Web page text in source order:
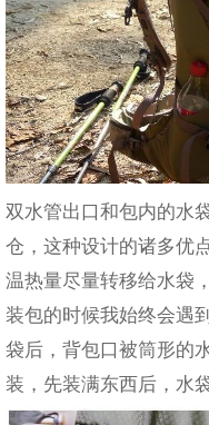
双水管出口和包内的水
仓，这种设计的诸多优
温热量尽量转移给水袋
装包的时候我始终会遇
袋后，背包口被筒形的
装，先装满东西后，水